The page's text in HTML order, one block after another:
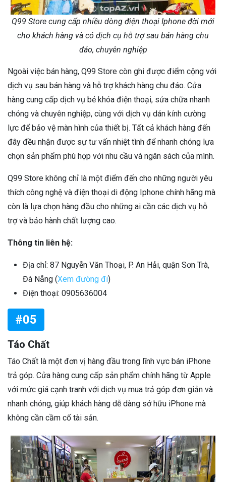
Q99 Store cung cấp nhiều dòng điện thoại Iphone đời mới
cho khách hàng và có dịch cụ hỗ trợ sau bán hàng chu
đáo, chuyên nghiệp
Ngoài việc bán hàng, Q99 Store còn ghi được điểm cộng với
dịch vụ sau bán hàng và hỗ trợ khách hàng chu đáo. Cửa
hàng cung cấp dịch vụ bẻ khóa điện thoại, sửa chữa nhanh
chóng và chuyên nghiệp, cùng với dịch vụ dán kính cường
lực để bảo vệ màn hình của thiết bị. Tất cả khách hàng đến
đây đều nhận được sự tư vấn nhiệt tình để nhanh chóng lựa
chọn sản phẩm phù hợp với nhu cầu và ngân sách của mình.
Q99 Store không chỉ là một điểm đến cho những người yêu
thích công nghệ và điện thoại di động Iphone chính hãng mà
còn là lựa chọn hàng đầu cho những ai cần các dịch vụ hỗ
trợ và bảo hành chất lượng cao.
Thông tin liên hệ:
Địa chỉ: 87 Nguyễn Văn Thoại, P. An Hải, quận Sơn Trà,
Đà Nẵng (Xem đường đi)
Điện thoại: 0905636004
#05
Táo Chất
Táo Chất là một đơn vị hàng đầu trong lĩnh vực bán iPhone
trả góp. Cửa hàng cung cấp sản phẩm chính hãng từ Apple
với mức giá cạnh tranh với dịch vụ mua trả góp đơn giản và
nhanh chóng, giúp khách hàng dễ dàng sở hữu iPhone mà
không cần cầm cố tài sản.